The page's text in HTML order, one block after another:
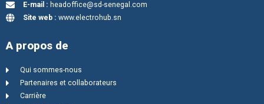
E-mail : headoffice@sd-senegal.com
Site web : www.electrohub.sn
A propos de
Qui sommes-nous
Partenaires et collaborateurs
Carrière